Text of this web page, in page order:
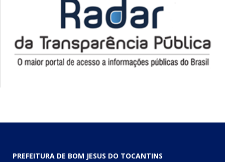
PREFEITURA DE BOM JESUS DO TOCANTINS